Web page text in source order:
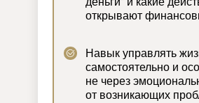
Навык управлять
самостоятельно и
не через
от возникающих
открывают